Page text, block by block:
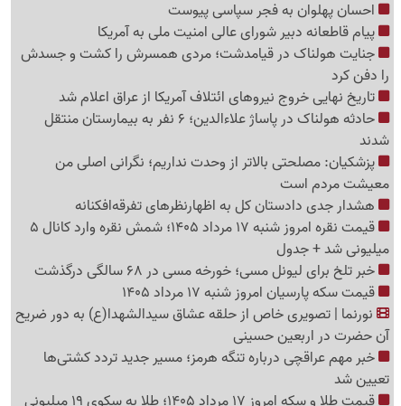
احسان پهلوان به فجر سپاسی پیوست
پیام قاطعانه دبیر شورای عالی امنیت ملی به آمریکا
جنایت هولناک در قیامدشت؛ مردی همسرش را کشت و جسدش
را دفن کرد
تاریخ نهایی خروج نیروهای ائتلاف آمریکا از عراق اعلام شد
حادثه هولناک در پاساژ علاءالدین؛ 6 نفر به بیمارستان منتقل
شدند
پزشکیان: مصلحتی بالاتر از وحدت نداریم؛ نگرانی اصلی من
معیشت مردم است
هشدار جدی دادستان کل به اظهارنظرهای تفرقه‌افکنانه
قیمت نقره امروز شنبه 17 مرداد 1405؛ شمش نقره وارد کانال 5
میلیونی شد + جدول
خبر تلخ برای لیونل مسی؛ خورخه مسی در 68 سالگی درگذشت
قیمت سکه پارسیان امروز شنبه 17 مرداد 1405
نورنما | تصویری خاص از حلقه عشاق سیدالشهدا(ع) به دور ضریح
آن حضرت در اربعین حسینی
خبر مهم عراقچی درباره تنگه هرمز؛ مسیر جدید تردد کشتی‌ها
تعیین شد